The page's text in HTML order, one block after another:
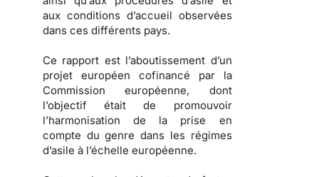
aux conditions d’accueil observées
dans ces différents pays.
Ce rapport est l’aboutissement d’un
projet européen cofinancé par la
Commission européenne, dont
l’objectif était de promouvoir
l’harmonisation de la prise en
compte du genre dans les régimes
d’asile à l’échelle européenne.